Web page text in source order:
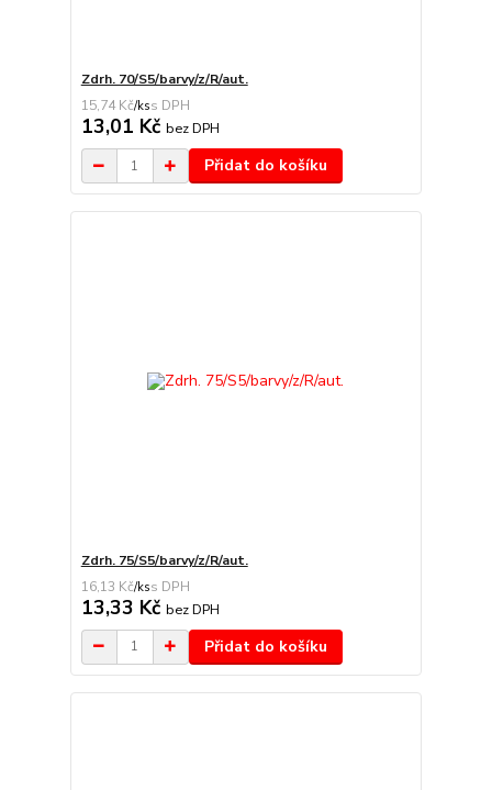
Zdrh. 70/S5/barvy/z/R/aut.
15,74 Kč/ks
13,01 Kč bez DPH
Přidat do košíku
Zdrh. 75/S5/barvy/z/R/aut.
16,13 Kč/ks
13,33 Kč bez DPH
Přidat do košíku